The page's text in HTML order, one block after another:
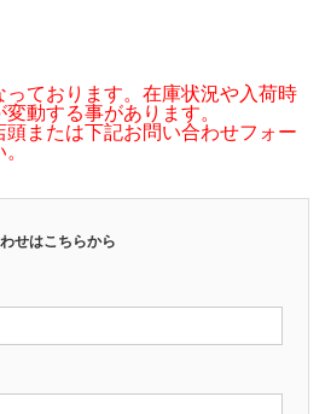
ております。在庫状況や入荷時
動する事があります。
または下記お問い合わせフォー
せはこちらから